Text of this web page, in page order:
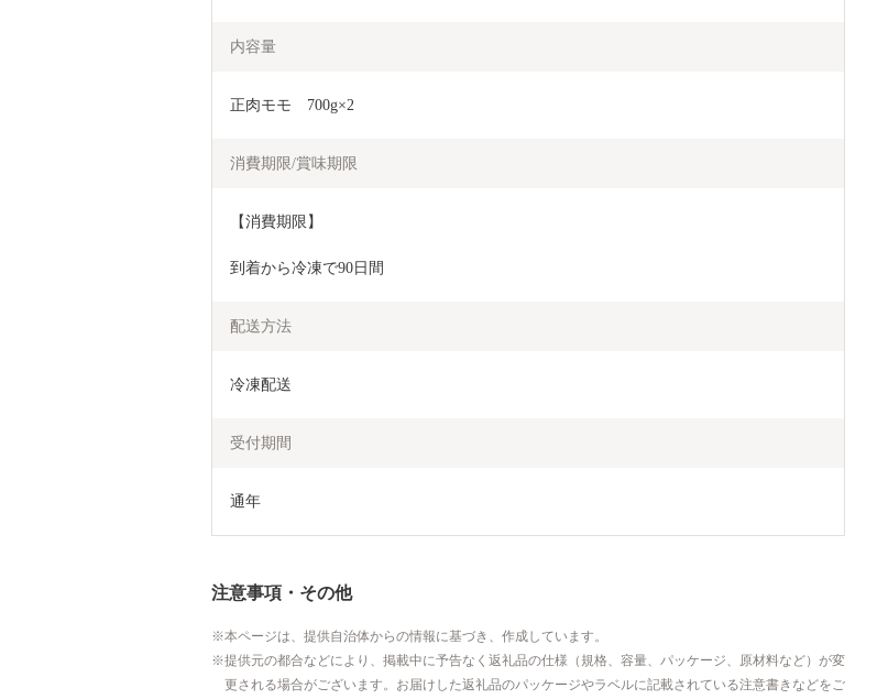
内容量
正肉モモ　700g×2
消費期限/賞味期限
【消費期限】
到着から冷凍で90日間
配送方法
冷凍配送
受付期間
通年
注意事項・その他
本ページは、提供自治体からの情報に基づき、作成しています。
提供元の都合などにより、掲載中に予告なく返礼品の仕様（規格、容量、パッケージ、原材料など）が変
更される場合がございます。お届けした返礼品のパッケージやラベルに記載されている注意書きなどをご